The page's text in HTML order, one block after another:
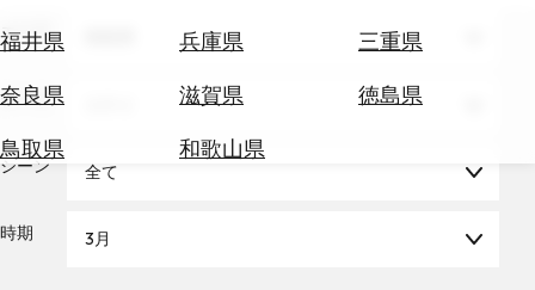
福井県
兵庫県
三重県
奈良県
滋賀県
徳島県
鳥取県
和歌山県
券
テ
を
エリア
テーマ
シーン 全て
時期 3月